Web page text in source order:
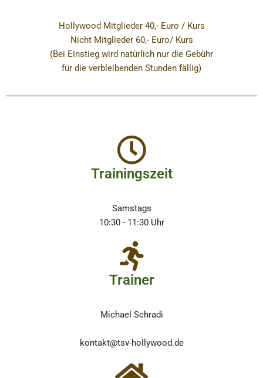
Hollywood Mitglieder 40,- Euro / Kurs
Nicht Mitglieder 60,- Euro/ Kurs
(Bei Einstieg wird natürlich nur die Gebühr
für die verbleibenden Stunden fällig)
Trainingszeit
Samstags
10:30 - 11:30 Uhr
Trainer
Michael Schradi
kontakt@tsv-hollywood.de